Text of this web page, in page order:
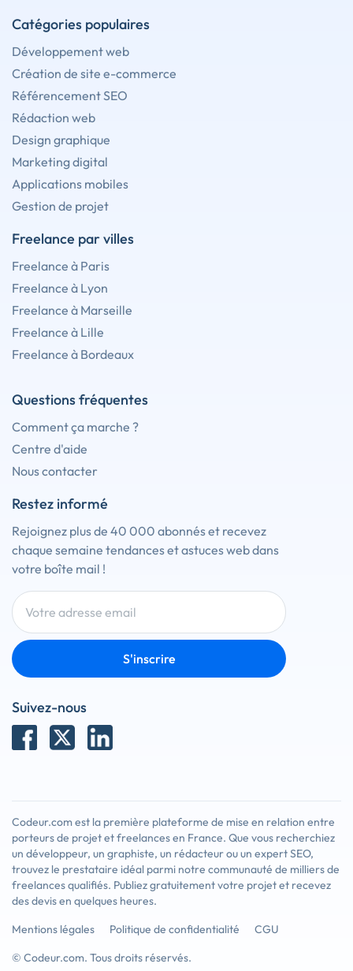
Catégories populaires
Développement web
Création de site e-commerce
Référencement SEO
Rédaction web
Design graphique
Marketing digital
Applications mobiles
Gestion de projet
Freelance par villes
Freelance à Paris
Freelance à Lyon
Freelance à Marseille
Freelance à Lille
Freelance à Bordeaux
Questions fréquentes
Comment ça marche ?
Centre d'aide
Nous contacter
Restez informé
Rejoignez plus de 40 000 abonnés et recevez
chaque semaine tendances et astuces web dans
votre boîte mail !
S'inscrire
Suivez-nous
Codeur.com est la première plateforme de mise en relation entre
porteurs de projet et freelances en France. Que vous recherchiez
un développeur, un graphiste, un rédacteur ou un expert SEO,
trouvez le prestataire idéal parmi notre communauté de milliers de
freelances qualifiés. Publiez gratuitement votre projet et recevez
des devis en quelques heures.
Mentions légales
Politique de confidentialité
CGU
© Codeur.com. Tous droits réservés.